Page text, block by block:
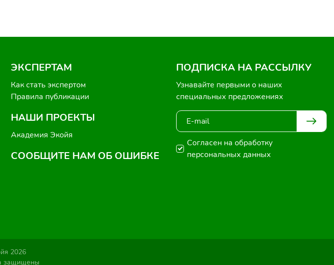
ЭКСПЕРТАМ
Как стать экспертом
Правила публикации
НАШИ ПРОЕКТЫ
Академия Экойя
СООБЩИТЕ НАМ ОБ ОШИБКЕ
ПОДПИСКА НА РАССЫЛКУ
Узнавайте первыми о наших
специальных предложениях
Согласен на обработку
персональных данных
2026
защищены